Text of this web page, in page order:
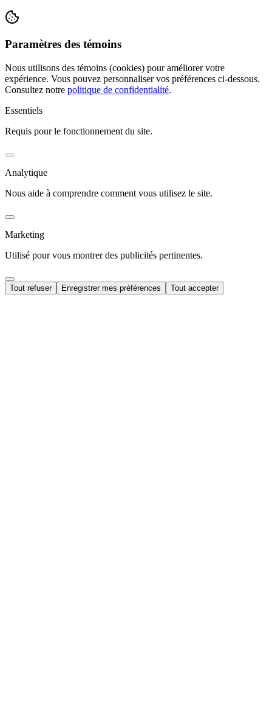
Paramètres des témoins
Nous utilisons des témoins (cookies) pour améliorer votre
expérience. Vous pouvez personnaliser vos préférences ci-dessous.
Consultez notre politique de confidentialité.
Essentiels
Requis pour le fonctionnement du site.
Analytique
Nous aide à comprendre comment vous utilisez le site.
Marketing
Utilisé pour vous montrer des publicités pertinentes.
Tout refuser Enregistrer mes préférences Tout accepter